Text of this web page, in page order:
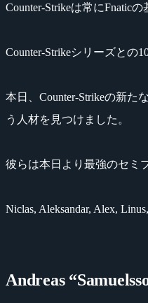
Counter-Strikeは常にFnatic
Counter-Strikeシリーズと
本日、Counter-Strikeの新た
う人材を見つけました。
彼らは本日より最強のセミ
Niclas, Aleksandar, Alex,
Andreas